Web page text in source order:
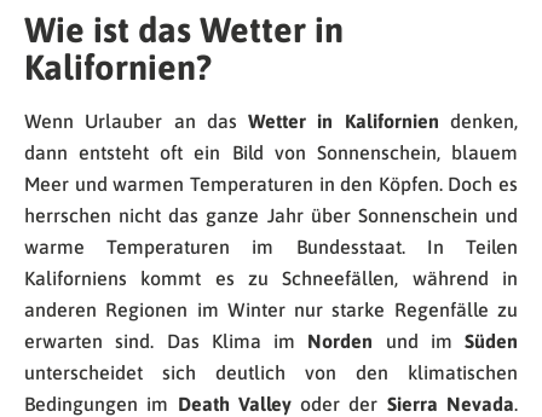
Wie ist das Wetter in
Kalifornien?
Wenn Urlauber an dasWetter in Kalifornien denken,
dann entsteht oft ein Bild von Sonnenschein, blauem
Meer und warmen Temperaturen in den Köpfen. Doch es
herrschen nicht das ganze Jahr über Sonnenschein und
warme Temperaturen im Bundesstaat. In Teilen
Kaliforniens kommt es zu Schneefällen, während in
anderen Regionen im Winter nur starke Regenfälle zu
erwarten sind. Das Klima im Norden und im Süden
unterscheidet sich deutlich von den klimatischen
Bedingungen im Death Valleyoder der Sierra Nevada.